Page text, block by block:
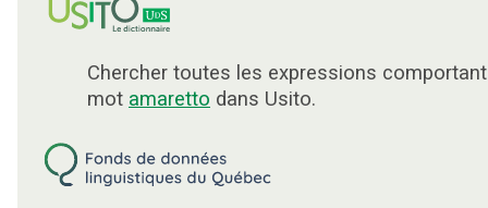
Chercher toutes les expressions
mot amaretto dans Usito.